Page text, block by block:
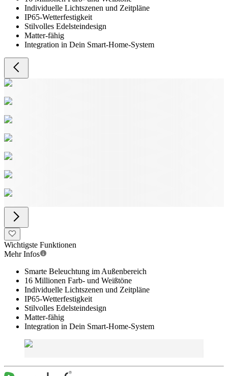
Individuelle Lichtszenen und Zeitpläne
IP65-Wetterfestigkeit
Stilvolles Edelsteindesign
Matter-fähig
Integration in Dein Smart-Home-System
Wichtigste Funktionen
Mehr Infos
Smarte Beleuchtung im Außenbereich
16 Millionen Farb- und Weißtöne
Individuelle Lichtszenen und Zeitpläne
IP65-Wetterfestigkeit
Stilvolles Edelsteindesign
Matter-fähig
Integration in Dein Smart-Home-System